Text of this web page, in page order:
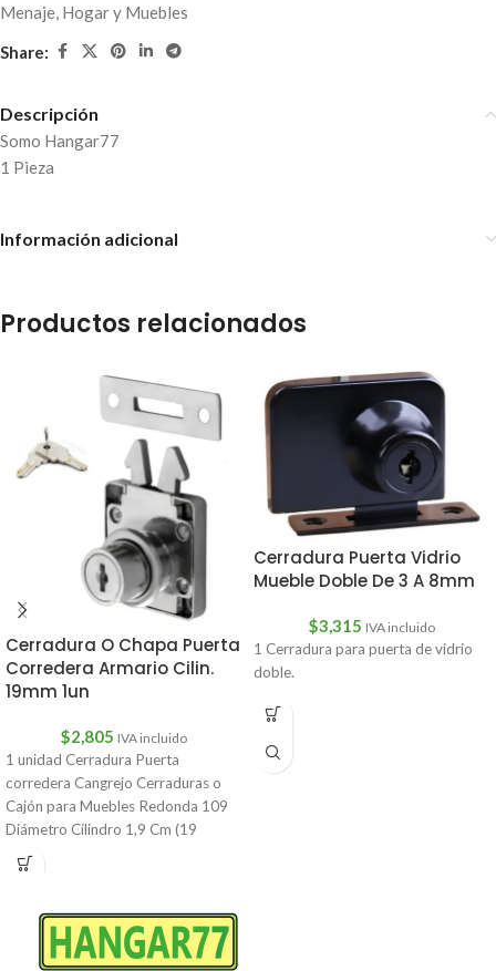
Menaje, Hogar y Muebles
Share:
Descripción
Somo Hangar77
1 Pieza
Información adicional
Productos relacionados
Cerradura O Chapa Puerta
Corredera Armario Cilin.
19mm 1un
$2,805 IVA incluido
1 unidad Cerradura Puerta
corredera Cangrejo Cerraduras o
Cajón para Muebles Redonda 109
Diámetro Cilindro 1,9 Cm (19
mm)Largo del
Cerradura Puerta Vidrio
Mueble Doble De 3 A 8mm
$3,315 IVA incluido
1 Cerradura para puerta de vidrio
doble.